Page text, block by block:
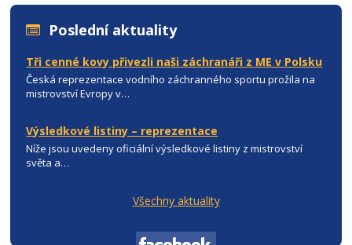
Poslední aktuality
Tři cenné kovy přivezli naši záchranáři z ME v Polsku
Česká reprezentace vodního záchranného sportu prožila na
mistrovství Evropy v…
Výsledkové listiny – reprezentace
Níže jsou uvedeny oficiální výsledkové listiny z mistrovství
světa a…
Všechny aktuality